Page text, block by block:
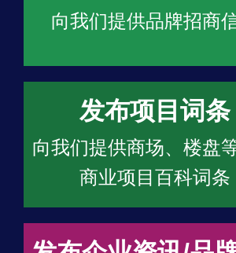
向我们提供品牌招商
发布项目词条
向我们提供商场、楼盘
商业项目百科词条